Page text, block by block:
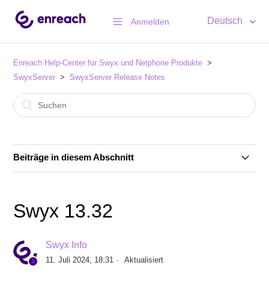
Anmelden Deutsch
Enreach Help-Center für Swyx und Netphone Produkte
SwyxServer
SwyxServer Release Notes
Beiträge in diesem Abschnitt
SwyxIt! 14.21 Release 3
Swyx 14.21
Swyx 13.32
Swyx Info
11. Juli 2024, 18:31 Aktualisiert